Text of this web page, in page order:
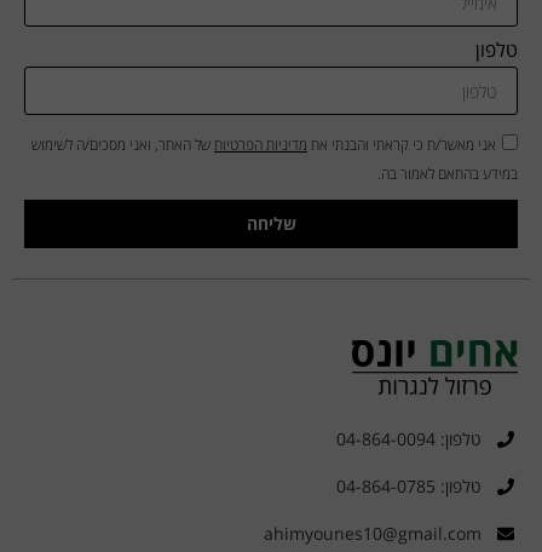
טלפון
אני מאשר/ת כי קראתי והבנתי את מדיניות הפרטיותשל האתר, ואני מסכים/ה לשימוש
במידע בהתאם לאמור בה.
שליחה
טלפון: 04-864-0094
טלפון: 04-864-0785
ahimyounes10@gmail.com